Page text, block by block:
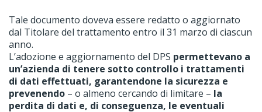
Tale documento doveva essere redatto o aggiornato
dal Titolare del trattamento entro il 31 marzo di ciascun
anno.
L’adozione e aggiornamento del DPS permettevano a
un’azienda di tenere sotto controllo i trattamenti
di dati effettuati, garantendone la sicurezza e
prevenendo – o almeno cercando di limitare – la
perdita di dati e, di conseguenza, le eventuali